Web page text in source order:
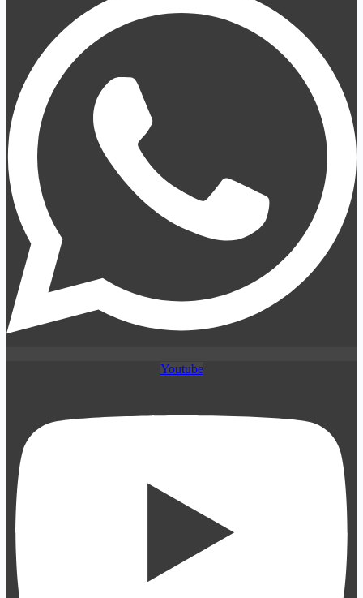
Youtube